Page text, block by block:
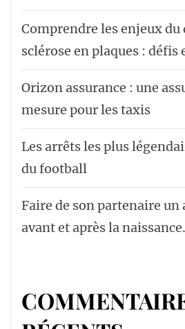
Comprendre les enjeux du
sclérose en plaques :
Orizon assurance : une
mesure pour les taxis
Les arrêts les plus
du football
Faire de son partenaire
avant et après la naissance.